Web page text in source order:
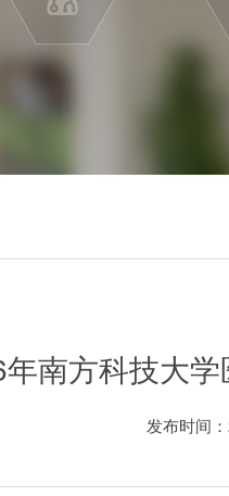
南方科技大
发布时间